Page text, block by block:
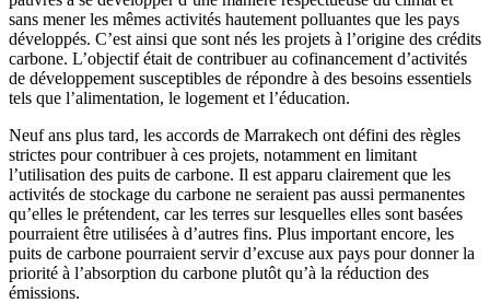
sans mener les mêmes activités hautement polluantes que les pays
développés. C’est ainsi que sont nés les projets à l’origine des crédits
carbone. L’objectif était de contribuer au cofinancement d’activités
de développement susceptibles de répondre à des besoins essentiels
tels que l’alimentation, le logement et l’éducation.
Neuf ans plus tard, les accords de Marrakech ont défini des règles
strictes pour contribuer à ces projets, notamment en limitant
l’utilisation des puits de carbone. Il est apparu clairement que les
activités de stockage du carbone ne seraient pas aussi permanentes
qu’elles le prétendent, car les terres sur lesquelles elles sont basées
pourraient être utilisées à d’autres fins. Plus important encore, les
puits de carbone pourraient servir d’excuse aux pays pour donner la
priorité à l’absorption du carbone plutôt qu’à la réduction des
émissions.